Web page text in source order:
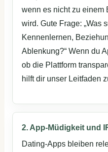
wenn es nicht zu einem
wird. Gute Frage: „Was
Kennenlernen,
Ablenkung?“ Wenn du
ob die Plattform
hilft dir unser Leitfaden
2. App-Müdigkeit und
Dating-Apps bleiben